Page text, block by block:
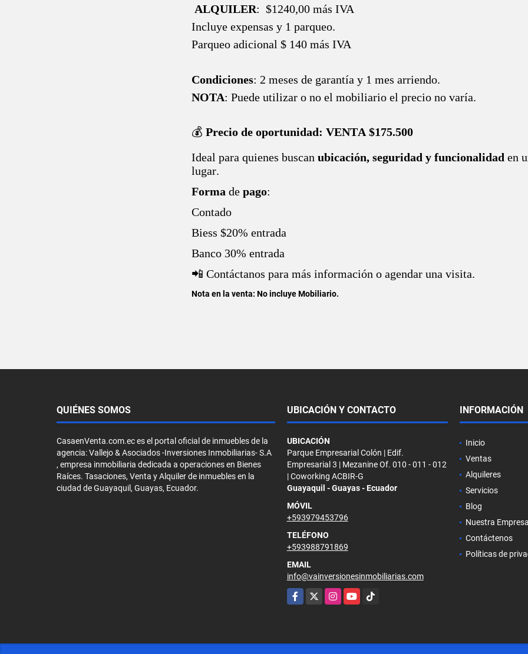
ALQUILER: $1240,00 más IVA
Incluye expensas y 1 parqueo.
Parqueo adicional $ 140 más IVA
Condiciones: 2 meses de garantía y 1 mes arriendo.
NOTA: Puede utilizar o no el mobiliario el precio no varía.
💰Precio de oportunidad: VENTA $175.500
Ideal para quienes buscanubicación, seguridad y funcionalidad en
lugar.
Forma depago:
Contado
Biess $20% entrada
Banco 30% entrada
📲 Contáctanos para más información o agendar una visita.
Nota en la venta: No incluye Mobiliario.
QUIÉNES SOMOS
CasaenVenta.com.ec es el portal oficial de inmuebles de la
agencia: Vallejo & Asociados -Inversiones Inmobiliarias- S.A
, empresa inmobiliaria dedicada a operaciones en Bienes
Raíces. Tasaciones, Venta y Alquiler de inmuebles en la
ciudad de Guayaquil, Guayas, Ecuador.
UBICACIÓN Y CONTACTO
UBICACIÓN
Parque Empresarial Colón | Edif.
Empresarial 3 | Mezanine Of. 010 - 011 - 012
| Coworking ACBIR-G
Guayaquil - Guayas - Ecuador
MÓVIL
+593979453796
TELÉFONO
+593988791869
EMAIL
info@vainversionesinmobiliarias.com
Facebook
X InstagramYouTubeTikTok
INFORMACIÓN
Inicio
Ventas
Alquileres
Servicios
Blog
Nuestra Empresa
Contáctenos
Políticas de